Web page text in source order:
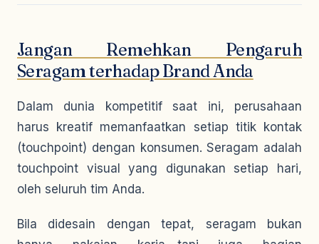
Jangan Remehkan Pengaruh
Seragam terhadap Brand Anda
Dalam dunia kompetitif saat ini, perusahaan
harus kreatif memanfaatkan setiap titik kontak
(touchpoint) dengan konsumen. Seragam adalah
touchpoint visual yang digunakan setiap hari,
oleh seluruh tim Anda.
Bila didesain dengan tepat, seragam bukan